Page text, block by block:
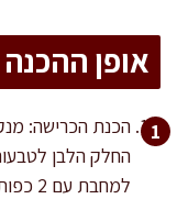
אופן ההכנה
הכנת הכרישה: